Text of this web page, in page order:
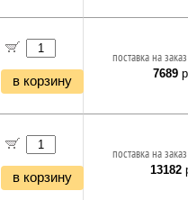
в корзину
поставка на
7689
в корзину
поставка на
13182